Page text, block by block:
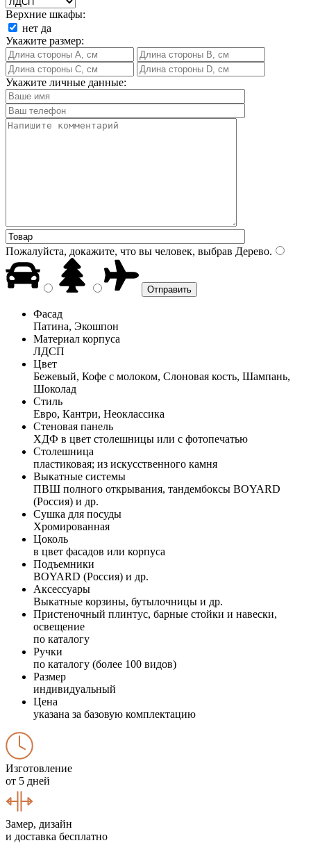
Верхние шкафы:
нет да
Укажите размер:
Укажите личные данные:
Пожалуйста, докажите, что вы человек, выбрав Дерево.
Фасад
Патина, Экошпон
Материал корпуса
ЛДСП
Цвет
Бежевый, Кофе с молоком, Слоновая кость, Шампань,
Шоколад
Стиль
Евро, Кантри, Неоклассика
Стеновая панель
ХДФ в цвет столешницы или с фотопечатью
Столешница
пластиковая; из искусственного камня
Выкатные системы
ПВШ полного открывания, тандембоксы BOYARD
(Россия) и др.
Сушка для посуды
Хромированная
Цоколь
в цвет фасадов или корпуса
Подъемники
BOYARD (Россия) и др.
Аксессуары
Выкатные корзины, бутылочницы и др.
Пристеночный плинтус, барные стойки и навески,
освещение
по каталогу
Ручки
по каталогу (более 100 видов)
Размер
индивидуальный
Цена
указана за базовую комплектацию
Изготовление
от 5 дней
Замер, дизайн
и доставка бесплатно